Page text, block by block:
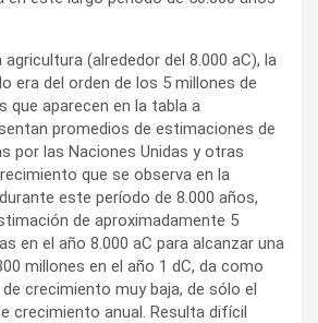
(alrededor del 8.000 aC), la
era del orden de los 5 millones de
que aparecen en la tabla a
promedios de estimaciones de
por las Naciones Unidas y otras
que se observa en la
este período de 8.000 años,
de aproximadamente 5
en el año 8.000 aC para alcanzar una
millones en el año 1 dC, da como
crecimiento muy baja, de sólo el
crecimiento anual. Resulta difícil